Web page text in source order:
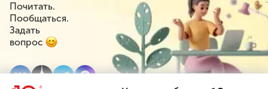
Почитать.
Пообщаться.
Задать
вопрос